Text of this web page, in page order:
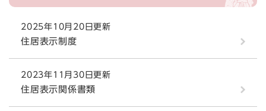
2025年10月20日更新
住居表示制度
2023年11月30日更新
住居表示関係書類